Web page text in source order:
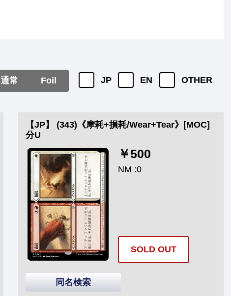
通常 Foil JP EN OTHER
【JP】 (343)《摩耗+損耗/Wear+Tear》[MOC]
分U
￥500
NM :0
SOLD OUT
同名検索